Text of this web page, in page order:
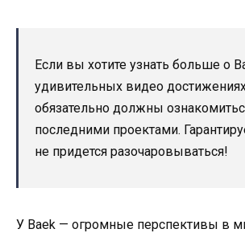
Если вы хотите узнать больше о
удивительных видео
обязательно должны
последними проектами.
не придется разочаровываться!
У Baek — огромные перспективы в